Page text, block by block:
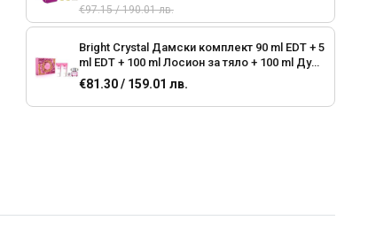
€97.15 / 190.01 лв.
Bright Crystal Дамски комплект 90 ml EDT + 5
ml EDT + 100 ml Лосион за тяло + 100 ml Душ
гел
€81.30 / 159.01 лв.